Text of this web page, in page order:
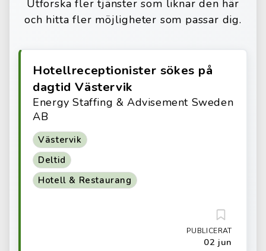
Utforska fler tjänster som liknar den här
och hitta fler möjligheter som passar dig.
Hotellreceptionister sökes på
dagtid Västervik
Energy Staffing & Advisement Sweden
AB
Västervik
Deltid
Hotell & Restaurang
PUBLICERAT
02 jun